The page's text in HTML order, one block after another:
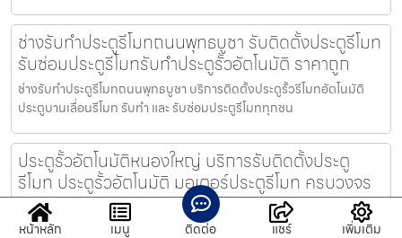
ช่างรับทำประตูรีโมทถนนพุทธบูชา รับติดตั้งประตูรีโมท
รับซ่อมประตูรีโมทรับทำประตูรั้วอัตโนมัติ ราคาถูก
ช่างรับทำประตูรีโมทถนนพุทธบูชา บริการติดตั้งประตูรั้วรีโมทอัตโนมัติ
ประตูบานเลื่อนรีโมท รับทำ และ รับซ่อมประตูรีโมททุกชน
ประตูรั้วอัตโนมัติหนองใหญ่ บริการรับติดตั้งประตู
รีโมท ประตูรั้วอัตโนมัติ มอเตอร์ประตูรีโมท ครบวงจร
ราคาถูก
ประตูรั้วอัตโนมัติหนองใหญ่ บริการรับติดตั้ง ซ่อมแซม และ จำหน่ายประตู
หน้าหลัก เมนู ติดต่อ แชร์ เพิ่มเติม